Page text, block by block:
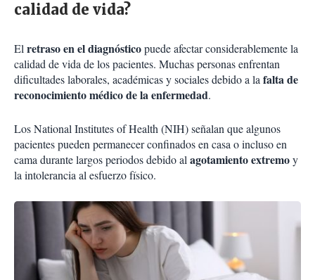
calidad de vida?
Elretraso en el diagnósticopuede afectar considerablemente la
calidad de vida de los pacientes. Muchas personas enfrentan
dificultades laborales, académicas y sociales debido a lafalta de
reconocimiento médico de la enfermedad.
Los National Institutes of Health (NIH) señalan que algunos
pacientes pueden permanecer confinados en casa o incluso en
cama durante largos periodos debido alagotamiento extremoy
la intolerancia al esfuerzo físico.